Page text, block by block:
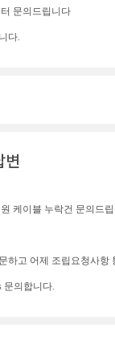
문의드립니다
다.
변
케이블 누락건 문의드
문의합니다.